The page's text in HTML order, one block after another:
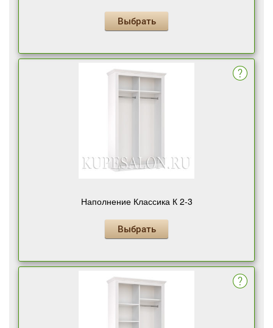
Выбрать
Наполнение Классика К 2-3
Выбрать